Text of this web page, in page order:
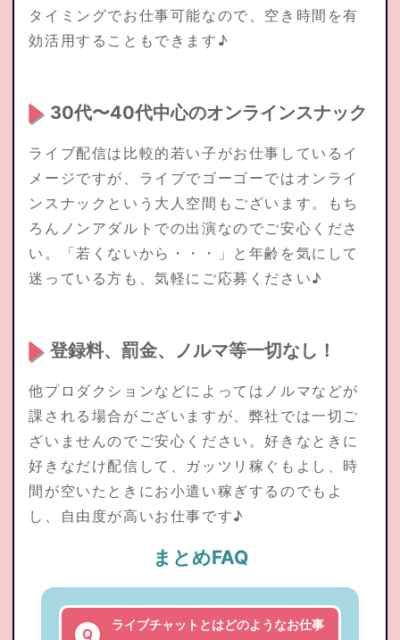
タイミングでお仕事可能なので、空き時間を有
効活用することもできます♪
30代〜40代中心のオンラインスナック
ライブ配信は比較的若い子がお仕事しているイ
メージですが、ライブでゴーゴーではオンライ
ンスナックという大人空間もございます。もち
ろんノンアダルトでの出演なのでご安心くださ
い。「若くないから・・・」と年齢を気にして
迷っている方も、気軽にご応募ください♪
登録料、罰金、ノルマ等一切なし！
他プロダクションなどによってはノルマなどが
課される場合がございますが、弊社では一切ご
ざいませんのでご安心ください。好きなときに
好きなだけ配信して、ガッツリ稼ぐもよし、時
間が空いたときにお小遣い稼ぎするのでもよ
し、自由度が高いお仕事です♪
まとめFAQ
ライブチャットとはどのようなお仕事